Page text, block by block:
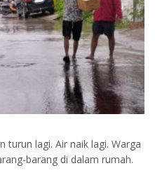
turun lagi. Air naik lagi. Warga
barang di dalam rumah.